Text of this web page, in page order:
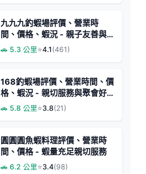
九九九釣蝦場評價、營業時
間、價格、蝦況 - 親子友善與
美味料理
🚗 5.3 公里⭐4.1(461)
168釣蝦場評價、營業時間、價
格、蝦況 - 親切服務與聚會好
去處
🚗 5.8 公里⭐3.8(21)
圓圓圓魚蝦料理評價、營業時
間、價格 - 蝦量充足親切服務
🚗 6.2 公里⭐3.4(98)